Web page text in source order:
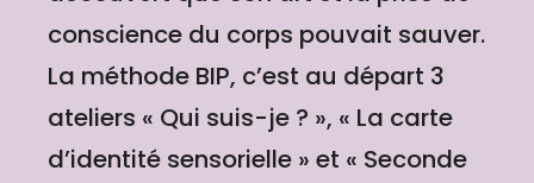
conscience du corps pouvait sauver.
La méthode BIP, c’est au départ 3
ateliers « Qui suis-je ? », « La carte
d’identité sensorielle » et « Seconde